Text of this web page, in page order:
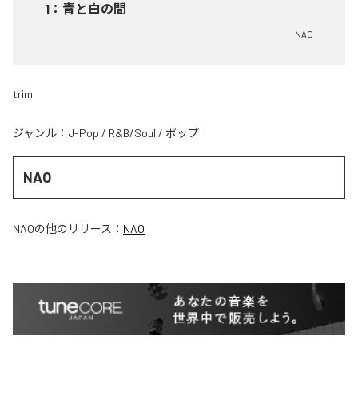
1 ： 青と白の間
NAO
trim
ジャンル： J-Pop / R&B/Soul / ポップ
NAO
NAOの他のリリース： NAO